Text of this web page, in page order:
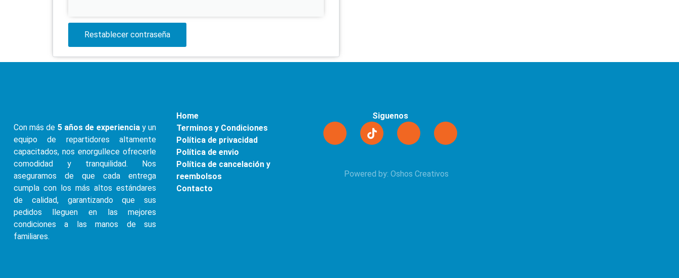
Restablecer contraseña
Con más de 5 años de experienciay un
equipo de repartidores altamente
capacitados, nos enorgullece ofrecerle
comodidad y tranquilidad. Nos
aseguramos de que cada entrega
cumpla con los más altos estándares
de calidad, garantizando que sus
pedidos lleguen en las mejores
condiciones a las manos de sus
familiares.
Home
Terminos y Condiciones
Política de privacidad
Política de envio
Política de cancelación y
reembolsos
Contacto
Siguenos
Powered by: Oshos Creativos